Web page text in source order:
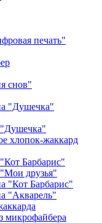
печать"
снов"
"Душечка"
"Душечка"
хлопок-жаккард
Барбарис"
"Мои друзья"
"Кот Барбарис"
"Акварель"
микрофайбера